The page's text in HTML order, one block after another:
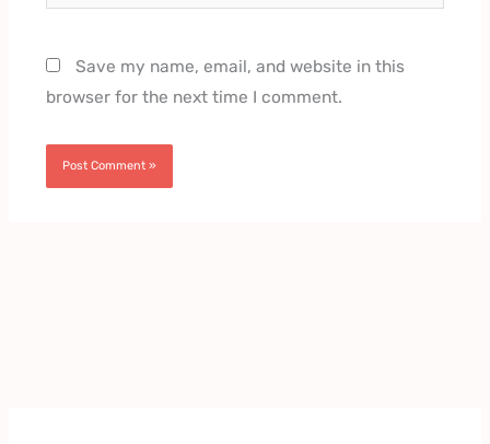
Save my name, email, and website in this
browser for the next time I comment.